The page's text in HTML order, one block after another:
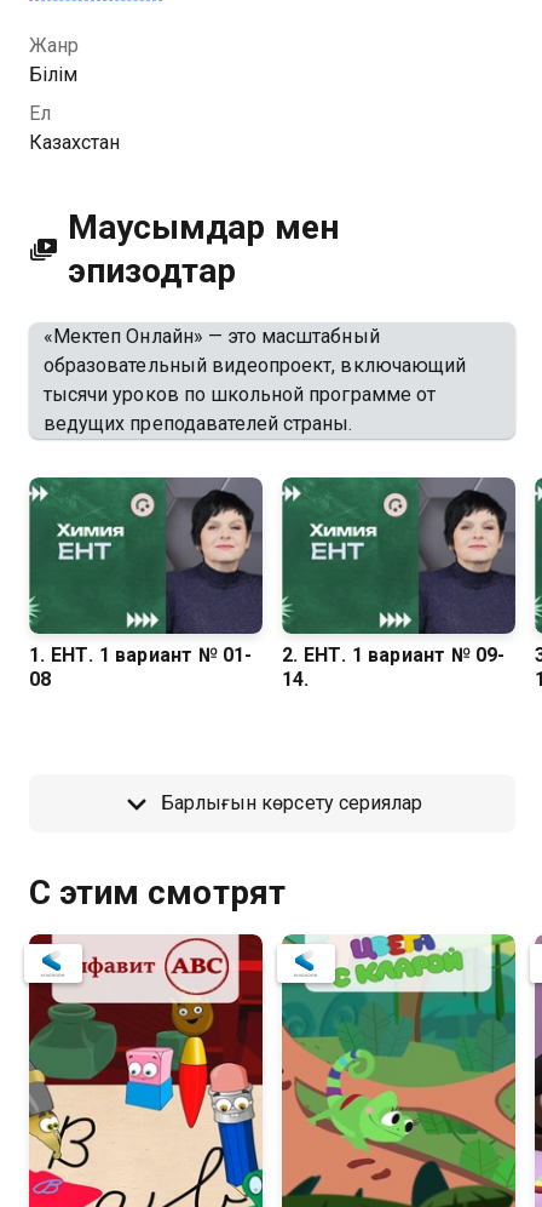
заданиям, доступным на сайте Центра тестирования
Жанр
Білім
Ел
Казахстан
Маусымдар мен
эпизодтар
«Мектеп Онлайн» — это масштабный
образовательный видеопроект, включающий
тысячи уроков по школьной программе от
ведущих преподавателей страны.
1. ЕНТ. 1 вариант № 01-
08
2. ЕНТ. 1 вариант № 09-
14.
Барлығын көрсету сериялар
С этим смотрят